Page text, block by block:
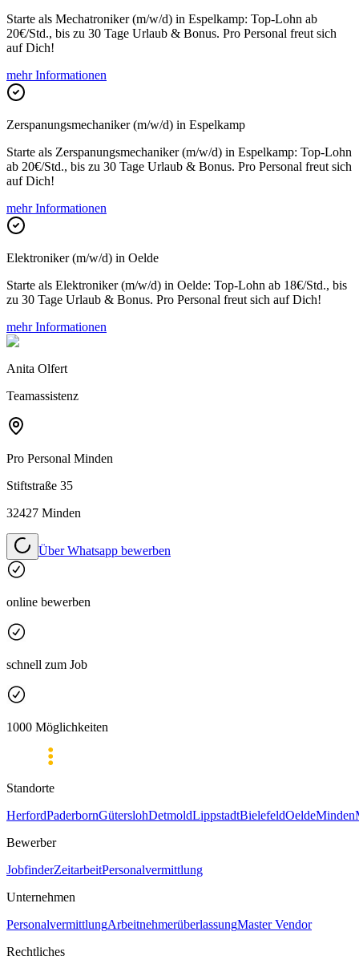
Starte als Mechatroniker (m/w/d) in Espelkamp: Top-Lohn ab
20€/Std., bis zu 30 Tage Urlaub & Bonus. Pro Personal freut sich
auf Dich!
mehr Informationen
Zerspanungsmechaniker (m/w/d) in Espelkamp
Starte als Zerspanungsmechaniker (m/w/d) in Espelkamp: Top-Lohn
ab 20€/Std., bis zu 30 Tage Urlaub & Bonus. Pro Personal freut sich
auf Dich!
mehr Informationen
Elektroniker (m/w/d) in Oelde
Starte als Elektroniker (m/w/d) in Oelde: Top-Lohn ab 18€/Std., bis
zu 30 Tage Urlaub & Bonus. Pro Personal freut sich auf Dich!
mehr Informationen
Anita Olfert
Teamassistenz
Pro Personal Minden
Stiftstraße 35
32427 Minden
Über Whatsapp bewerben
online bewerben
schnell zum Job
1000 Möglichkeiten
Standorte
HerfordPaderbornGüterslohDetmoldLippstadtBielefeldOeldeMinden
Bewerber
JobfinderZeitarbeitPersonalvermittlung
Unternehmen
PersonalvermittlungArbeitnehmerüberlassungMaster Vendor
Rechtliches